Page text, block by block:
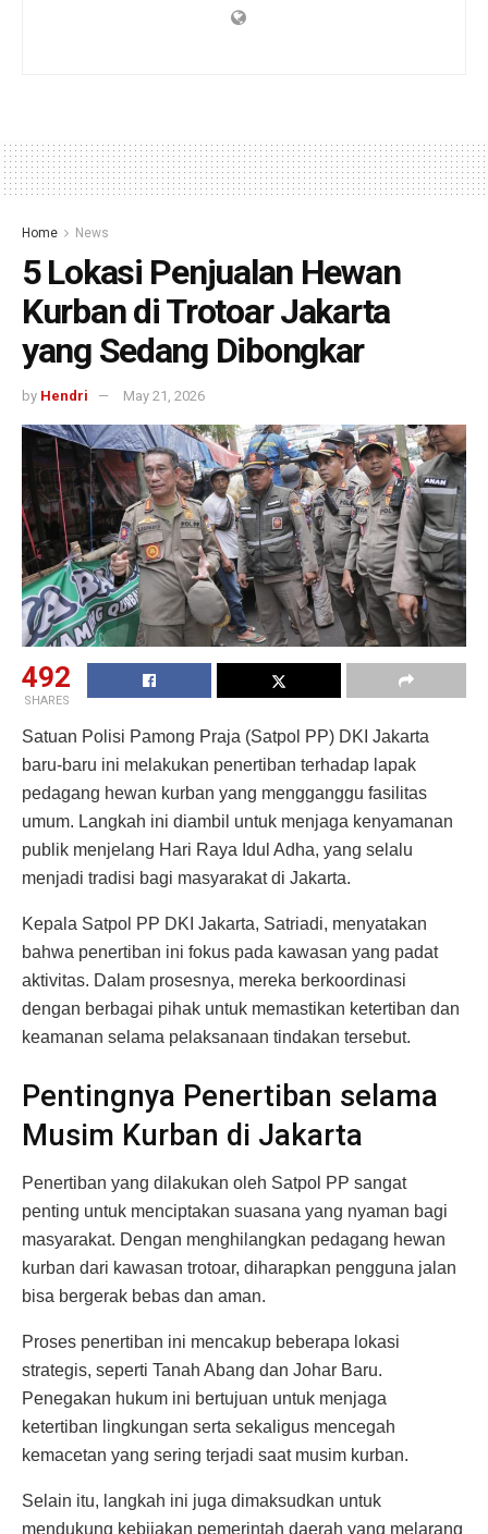
Home News
5 Lokasi Penjualan Hewan
Kurban di Trotoar Jakarta
yang Sedang Dibongkar
by Hendri May 21, 2026
492
SHARES
Satuan Polisi Pamong Praja (Satpol PP) DKI Jakarta
baru-baru ini melakukan penertiban terhadap lapak
pedagang hewan kurban yang mengganggu fasilitas
umum. Langkah ini diambil untuk menjaga kenyamanan
publik menjelang Hari Raya Idul Adha, yang selalu
menjadi tradisi bagi masyarakat di Jakarta.
Kepala Satpol PP DKI Jakarta, Satriadi, menyatakan
bahwa penertiban ini fokus pada kawasan yang padat
aktivitas. Dalam prosesnya, mereka berkoordinasi
dengan berbagai pihak untuk memastikan ketertiban dan
keamanan selama pelaksanaan tindakan tersebut.
Pentingnya Penertiban selama
Musim Kurban di Jakarta
Penertiban yang dilakukan oleh Satpol PP sangat
penting untuk menciptakan suasana yang nyaman bagi
masyarakat. Dengan menghilangkan pedagang hewan
kurban dari kawasan trotoar, diharapkan pengguna jalan
bisa bergerak bebas dan aman.
Proses penertiban ini mencakup beberapa lokasi
strategis, seperti Tanah Abang dan Johar Baru.
Penegakan hukum ini bertujuan untuk menjaga
ketertiban lingkungan serta sekaligus mencegah
kemacetan yang sering terjadi saat musim kurban.
Selain itu, langkah ini juga dimaksudkan untuk
mendukung kebijakan pemerintah daerah yang melarang